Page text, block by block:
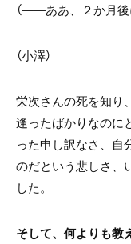
（――ああ、２か月後
（小澤）
栄次さんの死を知り
逢ったばかりなのに
った申し訳なさ、自
のだという悲しさ、
した。
そして、何よりも教